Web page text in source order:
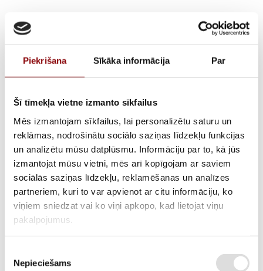
Piekrišana Sīkāka informācija Par
Šī tīmekļa vietne izmanto sīkfailus
Mēs izmantojam sīkfailus, lai personalizētu saturu un
reklāmas, nodrošinātu sociālo saziņas līdzekļu funkcijas
un analizētu mūsu datplūsmu. Informāciju par to, kā jūs
izmantojat mūsu vietni, mēs arī kopīgojam ar saviem
sociālās saziņas līdzekļu, reklamēšanas un analīzes
partneriem, kuri to var apvienot ar citu informāciju, ko
viņiem sniedzat vai ko viņi apkopo, kad lietojat viņu
pakalpojumus.
izvēle
Nepieciešams
UPS iekārta SOCOMEC
OFYS RT
6000VA/4800W
€3 025,00
ar PVN
ATLIKUMS Pieejams pēc pasūtījuma
ARTIKULS 12476005
PIEGĀDES LAIKS, JA PRECE NAV
NOLIKTAVĀ RĪGĀ
2-3 nedēļas
RAŽOTĀJA KODS
Uzticama aizsardzība kritiskām iekārtām.